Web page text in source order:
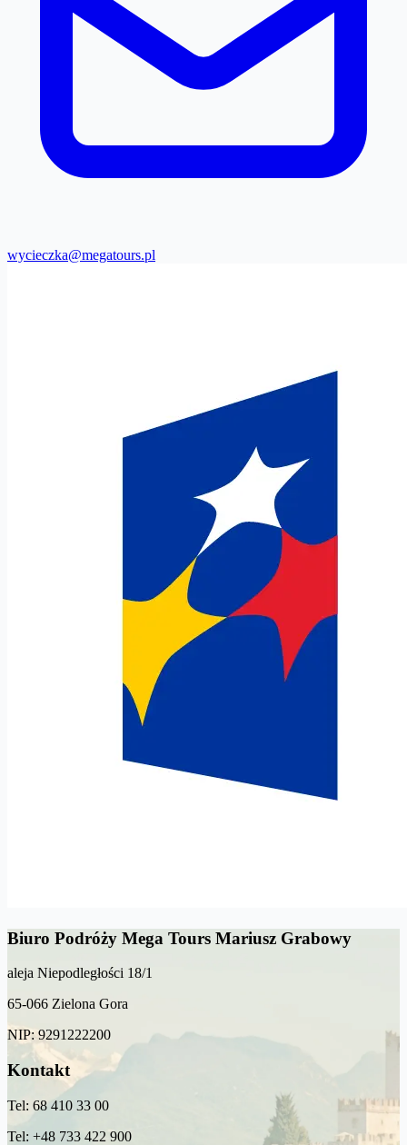
wycieczka@megatours.pl
Biuro Podróży Mega Tours Mariusz Grabowy
aleja Niepodległości 18/1
65-066 Zielona Gora
NIP: 9291222200
Kontakt
Tel: 68 410 33 00
Tel: +48 733 422 900